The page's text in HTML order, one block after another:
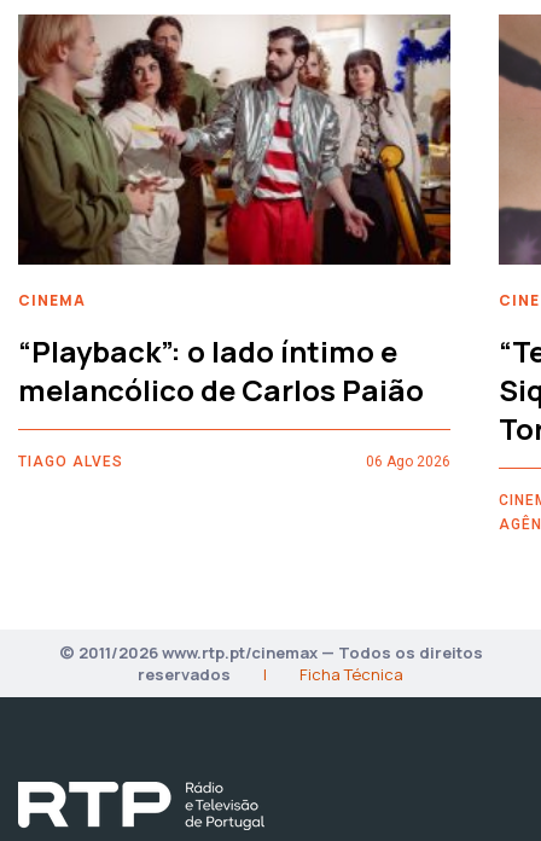
CINEMA
“Playback”: o lado íntimo e
melancólico de Carlos Paião
TIAGO ALVES 06 Ago 2026
© 2011/2026 www.rtp.pt/cinemax — Todos os direitos
reservados
| Ficha Técnica